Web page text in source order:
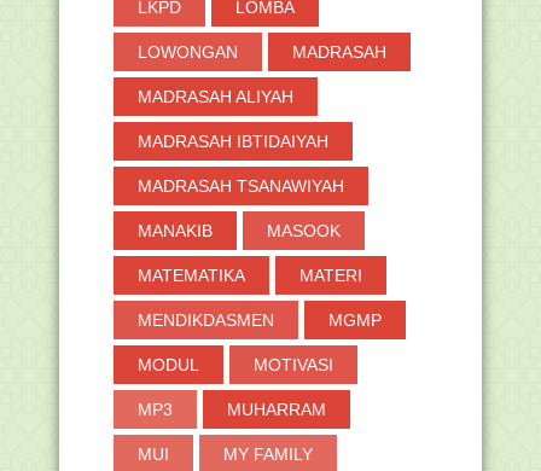
LKPD LOMBA
LOWONGAN MADRASAH
MADRASAH ALIYAH
MADRASAH IBTIDAIYAH
MADRASAH TSANAWIYAH
MANAKIB MASOOK
MATEMATIKA MATERI
MENDIKDASMEN MGMP
MODUL MOTIVASI
MP3 MUHARRAM
MUI MY FAMILY